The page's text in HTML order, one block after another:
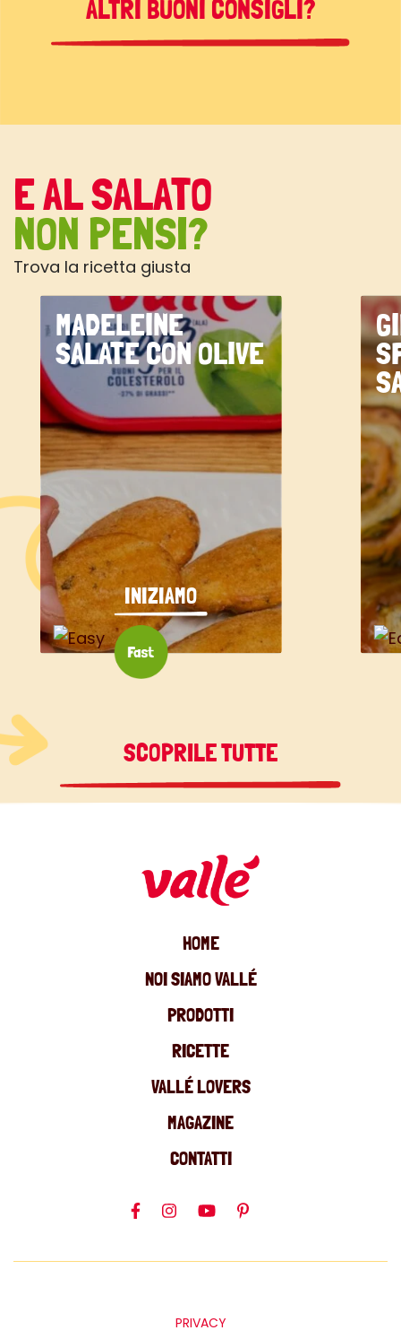
ALTRI BUONI CONSIGLI?
E AL SALATO
NON PENSI?
Trova la ricetta giusta
MADELEINE
SALATE CON OLIVE
INIZIAMO
SCOPRILE TUTTE
HOME
NOI SIAMO VALLÉ
PRODOTTI
RICETTE
VALLÉ LOVERS
MAGAZINE
CONTATTI
PRIVACY